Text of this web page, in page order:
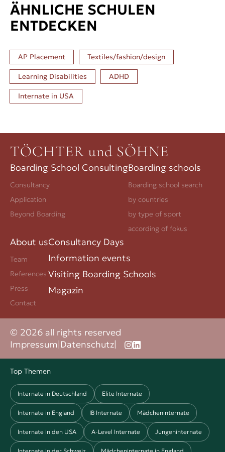
ÄHNLICHE SCHULEN
ENTDECKEN
AP Placement Textiles/fashion/design
Learning Disabilities ADHD
Internate in USA
TÖCHTER und SÖHNE
Boarding School Consulting
Consultancy
Application
Beyond Boarding
Boarding schools
Boarding school search
by countries
by type of sport
according of fokus
About us
Team
References
Press
Contact
Consultancy Days
Information events
Visiting Boarding Schools
Magazin
© 2026 all rights reserved
Impressum|Datenschutz|
Top Themen
Internate in Deutschland Elite Internate
Internate in England IB Internate Mädcheninternate
Internate in den USA A-Level Internate Jungeninternate
Internate in der Schweiz Mädcheninternate in England